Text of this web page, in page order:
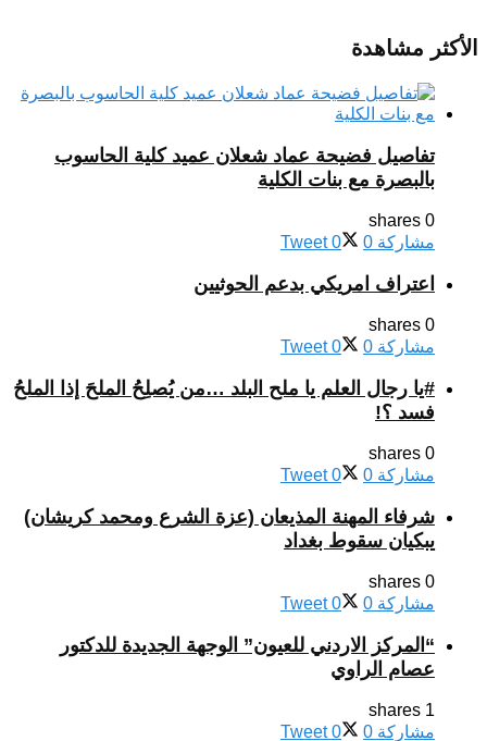
الأكثر مشاهدة
تفاصيل فضيحة عماد شعلان عميد كلية الحاسوب
بالبصرة مع بنات الكلية
0 shares
مشاركة 0
Tweet 0
اعتراف امريكي بدعم الحوثيين
0 shares
مشاركة 0
Tweet 0
#يا رجال العلم يا ملح البلد …من يُصلِحُ الملحَ إذا الملحُ
فسد ؟!
0 shares
مشاركة 0
Tweet 0
شرفاء المهنة المذيعان (عزة الشرع ومحمد كريشان)
يبكيان سقوط بغداد
0 shares
مشاركة 0
Tweet 0
“المركز الاردني للعيون” الوجهة الجديدة للدكتور
عصام الراوي
1 shares
مشاركة 0
Tweet 0